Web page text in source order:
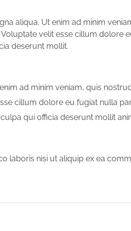
aliqua. Ut enim ad minim
velit esse cillum dolore
deserunt mollit.
ad minim veniam, quis
cillum dolore eu fugiat nulla
qui officia deserunt mollit
laboris nisi ut aliquip ex ea